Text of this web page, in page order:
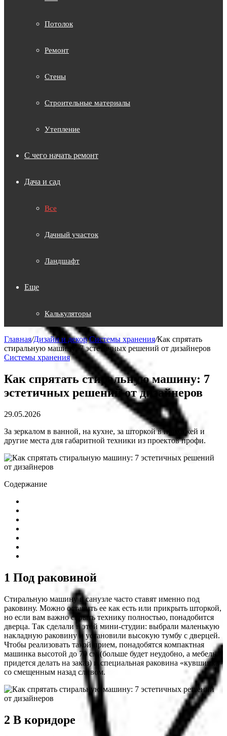
Потолок
Ремонт
Стены
Строительные материалы
Утепление
С чего начать ремонт
Дача и сад
Все
Дачный участок
Ландшафт
Еще
Калькуляторы
Главная/Дизайн и декор/Системы хранения/Как спрятать
стиральную машину: 7 эстетичных решений от дизайнеров
Системы хранения
Как спрятать стиральную машину: 7
эстетичных решений от дизайнеров
29.05.2026
За зеркалом в ванной, на кухне, за шторкой в прихожей и
другие места для габаритной техники из проектов профи.
Содержание
1 Под раковиной
Стиральную машину в санузле часто ставят именно под
раковину. Можно оставить ее как есть или прикрыть шторкой,
но если вам важно скрыть технику полностью, понадобится
дверца. Так сделали в этой мини-студии: выбрали маленькую
накладную раковину и установили высокую тумбу с дверцей.
Чтобы реализовать такой прием, понадобятся компактная
машинка высотой до 70 см (больше будет неудобно, а мебель
придется делать на заказ) и специальная раковина «кувшинка»
со смещенным назад сливом.
2 В коридоре